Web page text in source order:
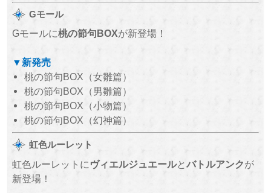
Gモール
Gモールに桃の節句BOXが新登場！
▼新発売
桃の節句BOX（女雛篇）
桃の節句BOX（男雛篇）
桃の節句BOX（小物篇）
桃の節句BOX（幻神篇）
虹色ルーレット
虹色ルーレットに ヴィエルジュエールとバトルアンクが
新登場！